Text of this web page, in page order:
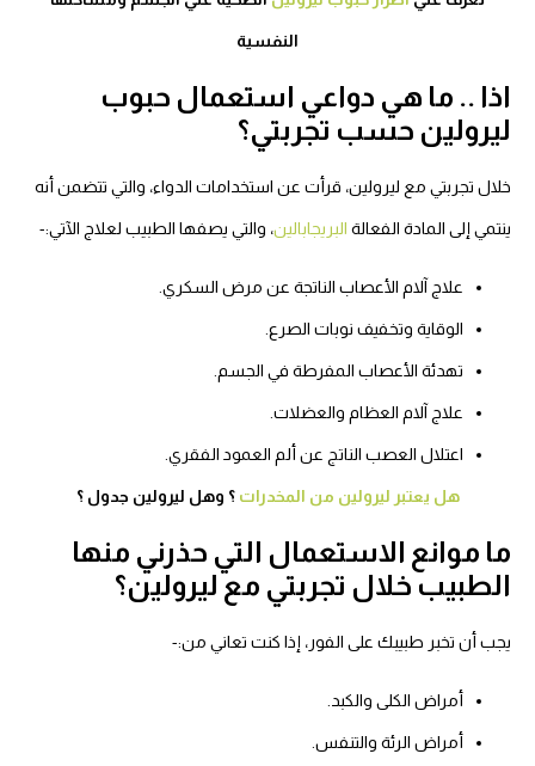
النفسية
.. ما هي دواعي استعمال حبوب
حسب تجربتي؟
تجربتي مع ليرولين، قرأت عن استخدامات الدواء، والتي تتضمن أنه
إلى المادة الفعالةالبريجابالين، والتي يصفها الطبيب لعلاج الآتي:-
علاج آلام الأعصاب الناتجة عن مرض السكري.
الوقاية وتخفيف نوبات الصرع.
تهدئة الأعصاب المفرطة في الجسم.
علاج آلام العظام والعضلات.
اعتلال العصب الناتج عن ألم العمود الفقري.
هل يعتبر ليرولين من المخدرات؟ وهل ليرولين جدول ؟
موانع الاستعمال التي حذرني منها
خلال تجربتي مع ليرولين؟
أن تخبر طبيبك على الفور، إذا كنت تعاني من:-
أمراض الكلى والكبد.
أمراض الرئة والتنفس.